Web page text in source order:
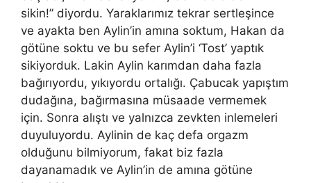
sikin!” diyordu. Yaraklarımız tekrar sertleşince
ve ayakta ben Aylin’in amına soktum, Hakan da
götüne soktu ve bu sefer Aylin’i ‘Tost’ yaptık
sikiyorduk. Lakin Aylin karımdan daha fazla
bağırıyordu, yıkıyordu ortalığı. Çabucak yapıştım
dudağına, bağırmasına müsaade vermemek
için. Sonra alıştı ve yalnızca zevkten inlemeleri
duyuluyordu. Aylinin de kaç defa orgazm
olduğunu bilmiyorum, fakat biz fazla
dayanamadık ve Aylin’in de amına götüne